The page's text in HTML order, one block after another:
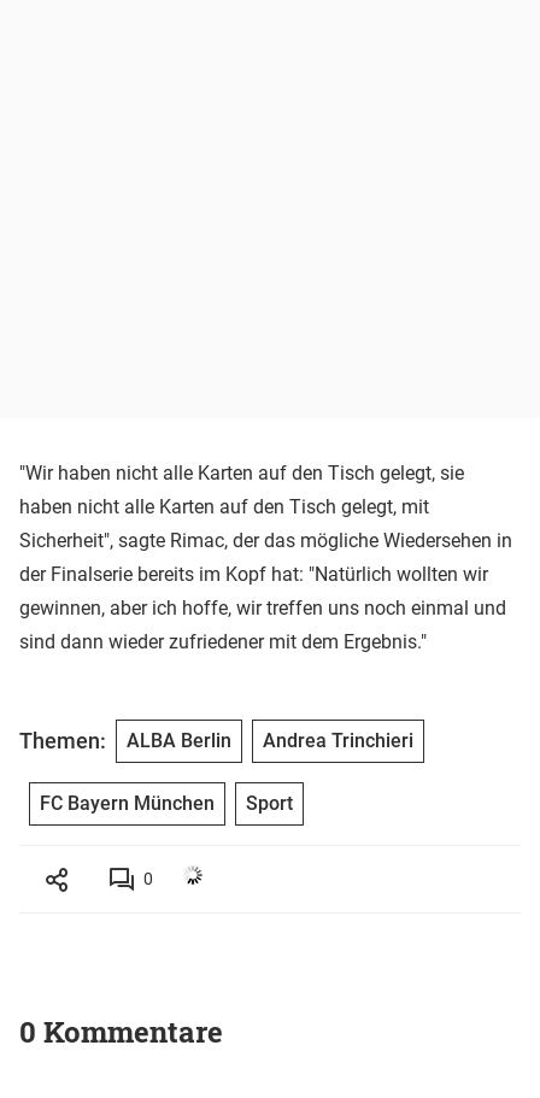
"Wir haben nicht alle Karten auf den Tisch gelegt, sie
haben nicht alle Karten auf den Tisch gelegt, mit
Sicherheit", sagte Rimac, der das mögliche Wiedersehen in
der Finalserie bereits im Kopf hat: "Natürlich wollten wir
gewinnen, aber ich hoffe, wir treffen uns noch einmal und
sind dann wieder zufriedener mit dem Ergebnis."
Themen: ALBA Berlin Andrea Trinchieri
FC Bayern München Sport
0
0 Kommentare